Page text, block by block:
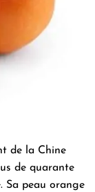
de la Chine
de quarante
Sa peau orange